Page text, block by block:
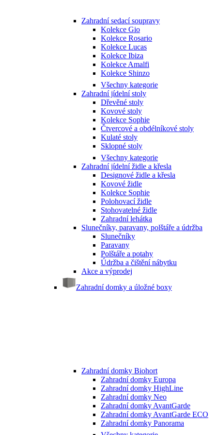
Zahradní sedací soupravy
Kolekce Gio
Kolekce Rosario
Kolekce Lucas
Kolekce Ibiza
Kolekce Amalfi
Kolekce Shinzo
Všechny kategorie
Zahradní jídelní stoly
Dřevěné stoly
Kovové stoly
Kolekce Sophie
Čtvercové a obdélníkové stoly
Kulaté stoly
Sklopné stoly
Všechny kategorie
Zahradní jídelní židle a křesla
Designové židle a křesla
Kovové židle
Kolekce Sophie
Polohovací židle
Stohovatelné židle
Zahradní lehátka
Slunečníky, paravany, polštáře a údržba
Slunečníky
Paravany
Polštáře a potahy
Údržba a čištění nábytku
Akce a výprodej
Zahradní domky a úložné boxy
Zahradní domky Biohort
Zahradní domky Europa
Zahradní domky HighLine
Zahradní domky Neo
Zahradní domky AvantGarde
Zahradní domky AvantGarde ECO
Zahradní domky Panorama